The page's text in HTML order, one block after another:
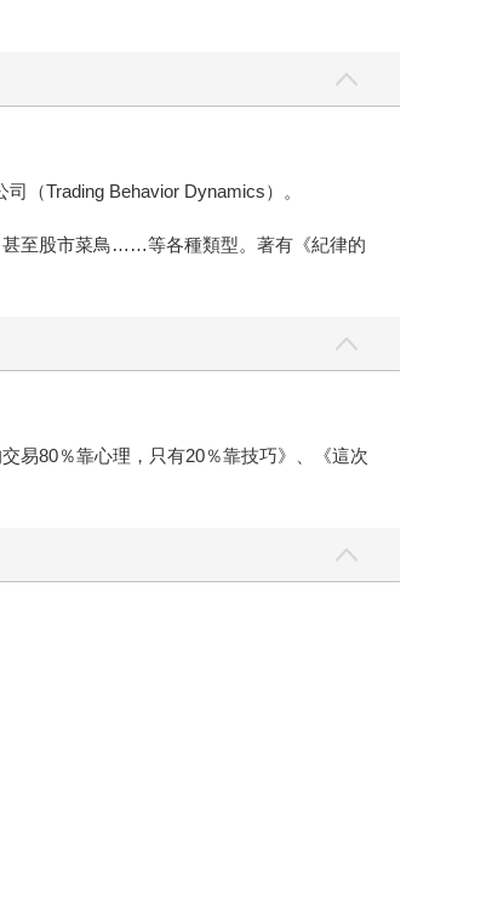
（Trading Behavior Dynamics）。
甚至股市菜鳥……等各種類型。著有《紀律的
易80％靠心理，只有20％靠技巧》、《這次